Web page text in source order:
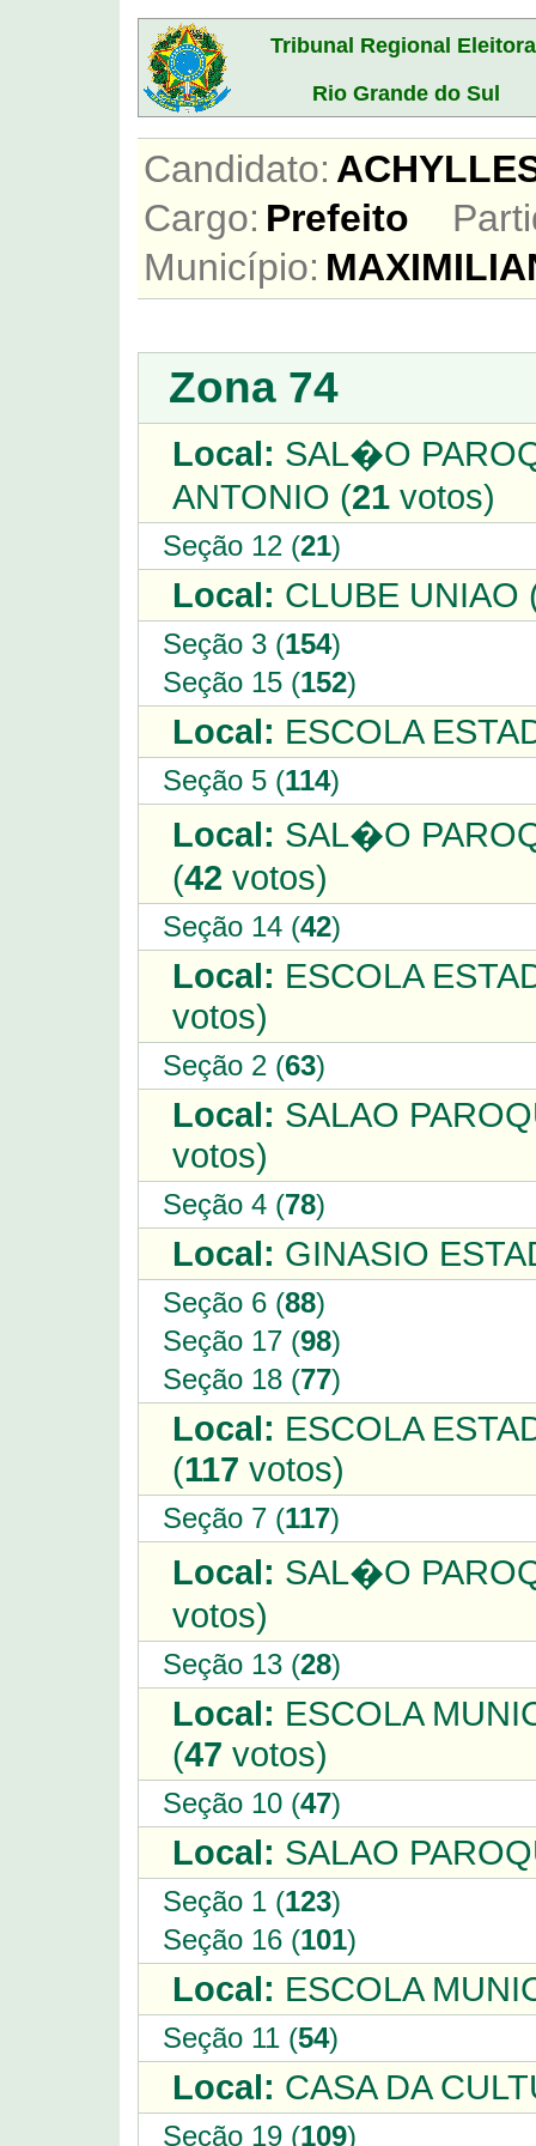
Tribunal Regional
Rio Grande do Sul
Candidato:
Cargo: Prefeito
Município:
Zona 74
Local: SAL�O
ANTONIO (21 votos)
Seção 12 (21)
Local: CLUBE UNIAO
Seção 3 (154)
Seção 15 (152)
Local: ESCOLA
Seção 5 (114)
Local: SAL�O
(42 votos)
Seção 14 (42)
Local: ESCOLA
votos)
Seção 2 (63)
Local: SALAO
votos)
Seção 4 (78)
Local: GINASIO
Seção 6 (88)
Seção 17 (98)
Seção 18 (77)
Local: ESCOLA
(117 votos)
Seção 7 (117)
Local: SAL�O
votos)
Seção 13 (28)
Local: ESCOLA
(47 votos)
Seção 10 (47)
Local: SALAO
Seção 1 (123)
Seção 16 (101)
Local: ESCOLA
Seção 11 (54)
Local: CASA DA
Seção 19 (109)